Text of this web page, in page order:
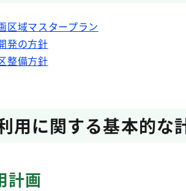
区域マスタープラン
発の方針
整備方針
用に関する基本的な
計画